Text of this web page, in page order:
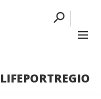
LIFEPORTREGIO